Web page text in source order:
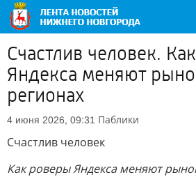
Счастлив человек.
Яндекса меняют
регионах
4 июня 2026, 09:31 Паблики
Счастлив человек
Как роверы Яндекса меняют